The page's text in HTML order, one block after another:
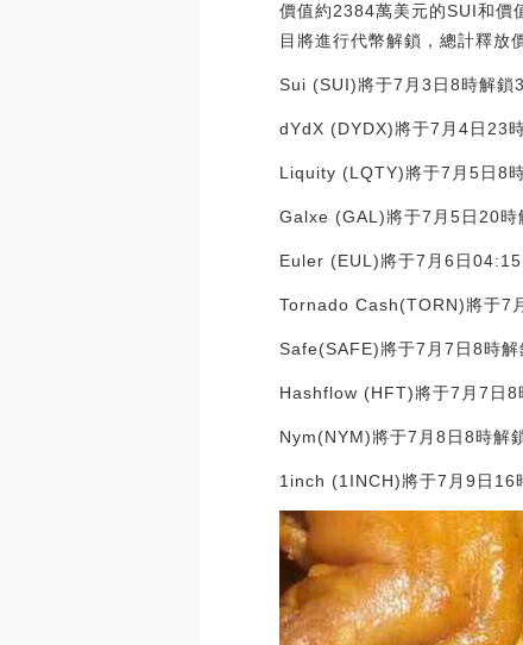
價值約2384萬美元的SUI和價
目將進行代幣解鎖，總計釋放
Sui (SUI)將于7月3日8時解鎖
dYdX (DYDX)將于7月4日23
Liquity (LQTY)將于7月5日8
Galxe (GAL)將于7月5日20時
Euler (EUL)將于7月6日
Tornado Cash(TORN)將于7
Safe(SAFE)將于7月7日8時解
Hashflow (HFT)將于7月7日8
Nym(NYM)將于7月8日8時解
1inch (1INCH)將于7月9日16